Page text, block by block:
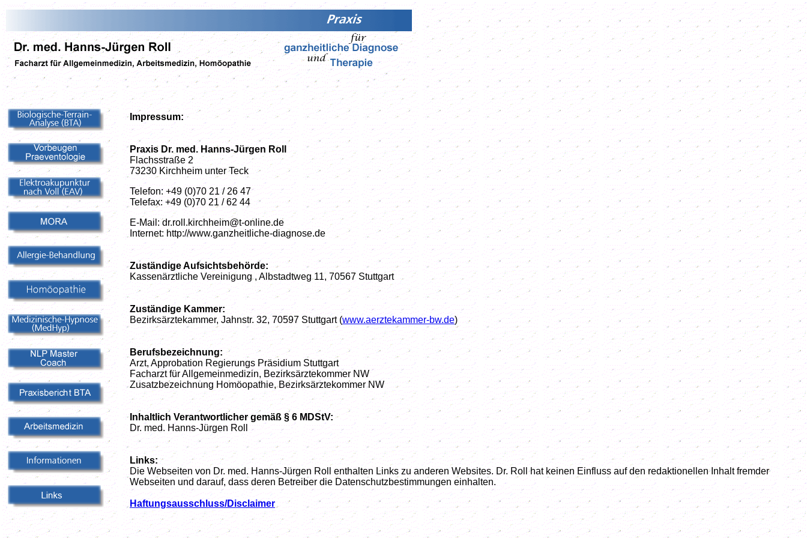
Impressum:
Praxis Dr. med. Hanns-Jürgen Roll
Flachsstraße 2
73230 Kirchheim unter Teck
Telefon: +49 (0)70 21 / 26 47
Telefax: +49 (0)70 21 / 62 44
E-Mail: dr.roll.kirchheim@t-online.de
Internet: http://www.ganzheitliche-diagnose.de
Zuständige Aufsichtsbehörde:
Kassenärztliche Vereinigung , Albstadtweg 11, 70567 Stuttgart
Zuständige Kammer:
Bezirksärztekammer, Jahnstr. 32, 70597 Stuttgart (www.aerztekammer-bw.de)
Berufsbezeichnung:
Arzt, Approbation Regierungs Präsidium Stuttgart
Facharzt für Allgemeinmedizin, Bezirksärztekommer NW
Zusatzbezeichnung Homöopathie, Bezirksärztekommer NW
Inhaltlich Verantwortlicher gemäß § 6 MDStV:
Dr. med. Hanns-Jürgen Roll
Links:
Die Webseiten von Dr. med. Hanns-Jürgen Roll enthalten Links zu anderen Websites. Dr. Roll hat keinen Einfluss auf den redaktionellen Inhalt fremder
Webseiten und darauf, dass deren Betreiber die Datenschutzbestimmungen einhalten.
Haftungsausschluss/Disclaimer